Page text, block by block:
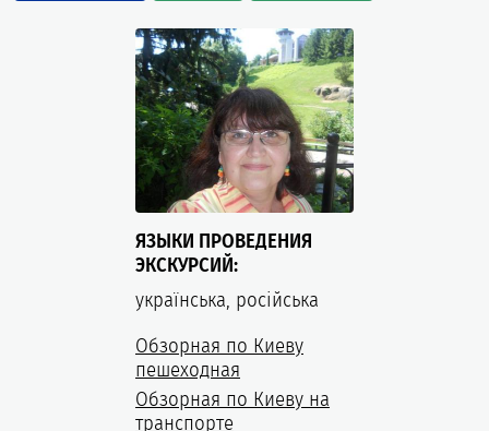
ЯЗЫКИ ПРОВЕДЕНИЯ
ЭКСКУРСИЙ:
українська, російська
Обзорная по Киеву
пешеходная
Обзорная по Киеву на
транспорте